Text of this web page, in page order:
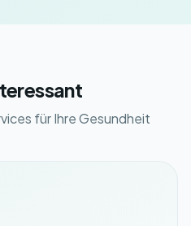
für Ihre Gesundheit